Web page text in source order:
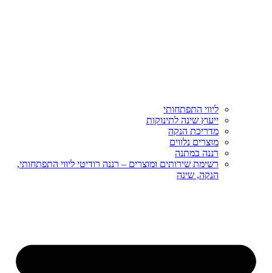
ליווי התפתחותי
ייעוץ שינה לתינוקות
מדריכת הנקה
מוצרים נלווים
רננה במתנה
רשימת שירותים ומוצרים – רננה רודיטי ליווי התפתחותי,
הנקה, שינה